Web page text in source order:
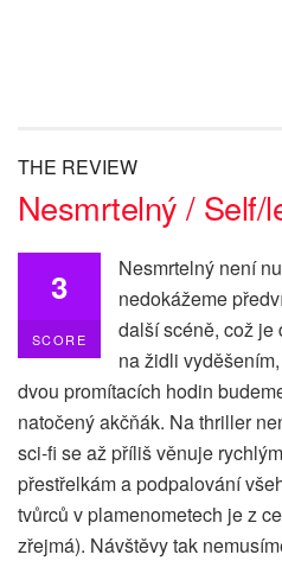
THE REVIEW
Nesmrtelný / Self/
3
SCORE
Nesmrtelný není
nedokážeme
další scéně, což je
na židli
dvou promítacích hodin
natočený akčňák. Na thriller
sci-fi se až příliš věnuje
přestřelkám a podpalování
tvůrců v plamenometech je z
zřejmá). Návštěvy tak